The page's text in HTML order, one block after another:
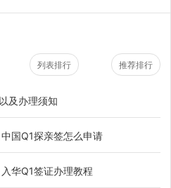
列表排行 推荐排行
及办理须知
国Q1探亲签怎么申请
华Q1签证办理教程